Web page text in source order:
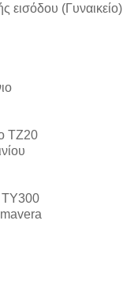
εισόδου (Γυναικείο)
TZ20